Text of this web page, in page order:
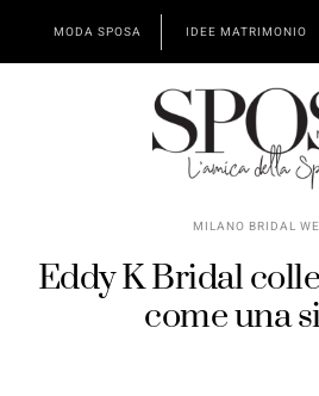
MODA SPOSA IDEE MATRIMONIO
MILANO BRIDAL
Eddy K Bridal
come una